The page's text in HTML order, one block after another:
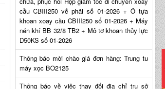
cầu CBIII250 vế phải số 01-2026 + Ô tựa
khoan xoay cầu CBIII250 số 01-2026 + Máy
nén khí BB 32/8 TB2 + Mô tơ khoan thủy lực
D50KS số 01-2026
Thông báo mời chào giá đơn hàng: Trung tu
máy xọc BO2125
Thông báo về việc thay đổi địa chỉ trụ sở